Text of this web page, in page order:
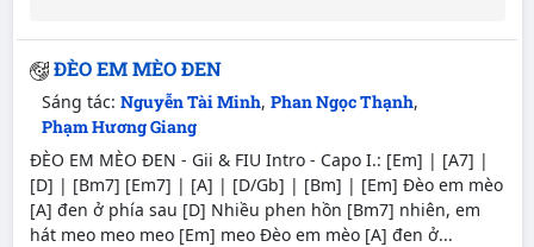
ĐÈO EM MÈO ĐEN
Sáng tác: Nguyễn Tài Minh, Phan Ngọc Thạnh,
Phạm Hương Giang
ĐÈO EM MÈO ĐEN - Gii & FIU Intro - Capo I.: [Em] | [A7] |
[D] | [Bm7] [Em7] | [A] | [D/Gb] | [Bm] | [Em] Đèo em mèo
[A] đen ở phía sau [D] Nhiều phen hồn [Bm7] nhiên, em
hát meo meo meo [Em] meo Đèo em mèo [A] đen ở...